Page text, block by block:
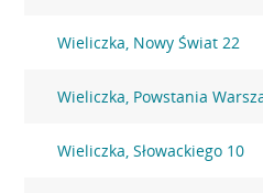
Wieliczka, Nowy Świat 22
Wieliczka, Powstania
Wieliczka, Słowackiego 10